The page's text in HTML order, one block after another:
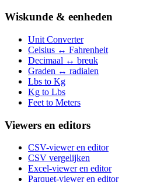
Wiskunde & eenheden
Unit Converter
Celsius ↔ Fahrenheit
Decimaal ↔ breuk
Graden ↔ radialen
Lbs to Kg
Kg to Lbs
Feet to Meters
Viewers en editors
CSV-viewer en editor
CSV vergelijken
Excel-viewer en editor
Parquet-viewer en editor